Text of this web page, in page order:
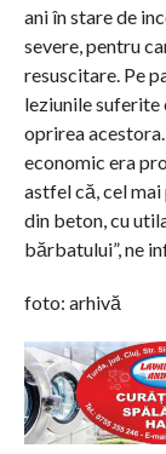
ani în stare de
severe, pentru
resuscitare. Pe
leziunile suferite
oprirea
economic era
astfel că, cel
din beton, cu
bărbatului”, ne
foto: arhivă